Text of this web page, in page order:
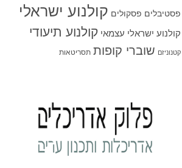
פסטיבלים פסקולים קולנוע ישראלי
קולנוע ישראלי עצמאי קולנוע תיעודי
קטנוניזם שוברי קופות תסריטאות